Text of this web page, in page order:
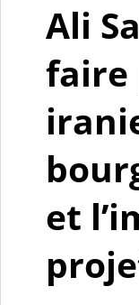
Ali
faire
et